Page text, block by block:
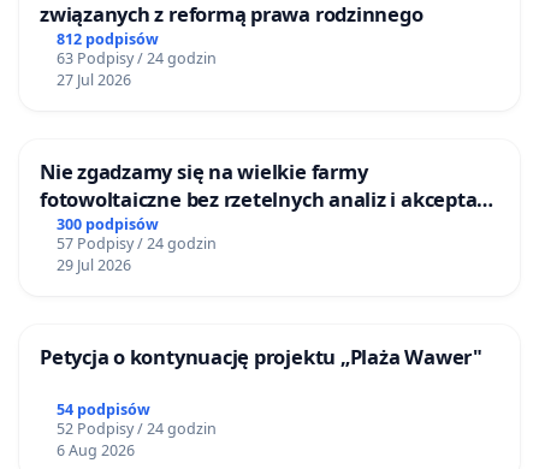
związanych z reformą prawa rodzinnego
812 podpisów
63 Podpisy / 24 godzin
27 Jul 2026
Nie zgadzamy się na wielkie farmy
fotowoltaiczne bez rzetelnych analiz i akceptacji
mieszkańców
300 podpisów
57 Podpisy / 24 godzin
29 Jul 2026
Petycja o kontynuację projektu „Plaża Wawer"
54 podpisów
52 Podpisy / 24 godzin
6 Aug 2026